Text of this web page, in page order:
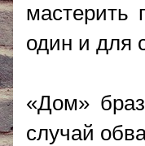
мастерить
один и для
«Дом»
случай